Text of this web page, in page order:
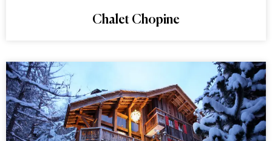
Chalet Chopine